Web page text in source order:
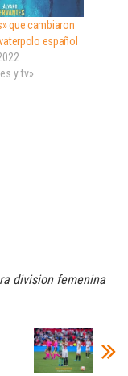
que cambiaron
español
y tv»
division femenina